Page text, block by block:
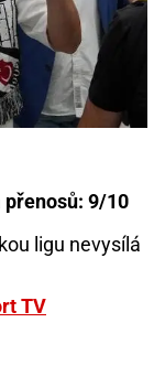
přenosů: 9/10
ligu nevysílá
TV